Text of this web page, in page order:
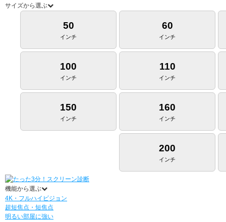
サイズから選ぶ
50
インチ
60
インチ
100
インチ
110
インチ
150
インチ
160
インチ
200
インチ
機能から選ぶ
4K・フルハイビジョン
超短焦点・短焦点
明るい部屋に強い